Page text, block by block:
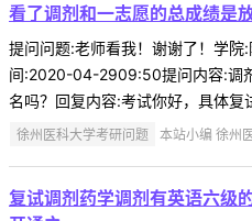
看了调剂和一志愿的总成绩是
提问问题:老师看我！谢谢了！学
间:2020-04-2909:50提问内容:调
名吗？回复内容:考试你好，具体
徐州医科大学考研问题 本站小编 徐州
复试调剂药学调剂有英语六级